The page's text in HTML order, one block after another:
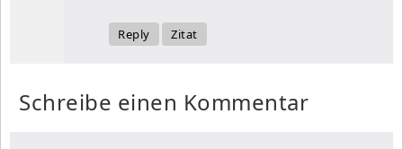
Reply Zitat
Schreibe einen Kommentar